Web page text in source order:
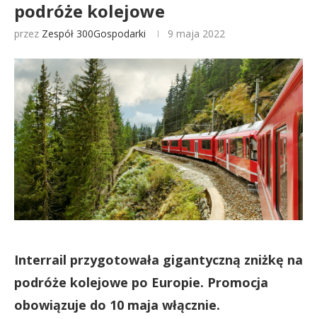
podróże kolejowe
przez Zespół 300Gospodarki 9 maja 2022
Interrail przygotowała gigantyczną zniżkę na
podróże kolejowe po Europie. Promocja
obowiązuje do 10 maja włącznie.